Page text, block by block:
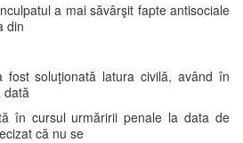
a mai săvârşit fapte antisociale
din
soluţionată latura civilă, având în
dată
în cursul urmăririi penale la data de
că nu se